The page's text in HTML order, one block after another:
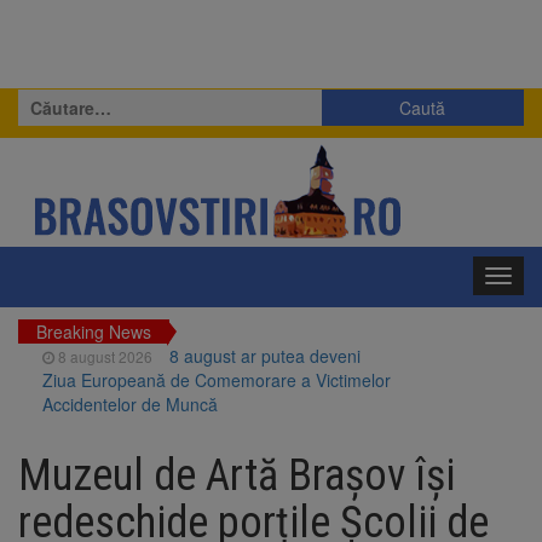
Caută
după:
Breaking News
8 august 2026
8 august ar putea deveni
Ziua Europeană de Comemorare a Victimelor
Accidentelor de Muncă
fostului complex Duplex 91, de lângă Piața
Star
8 august 2026
Ungaria renunță la apelul
pentru reducerea consumului de energie.
Muzeul de Artă Brașov își
redeschide porțile Școlii de